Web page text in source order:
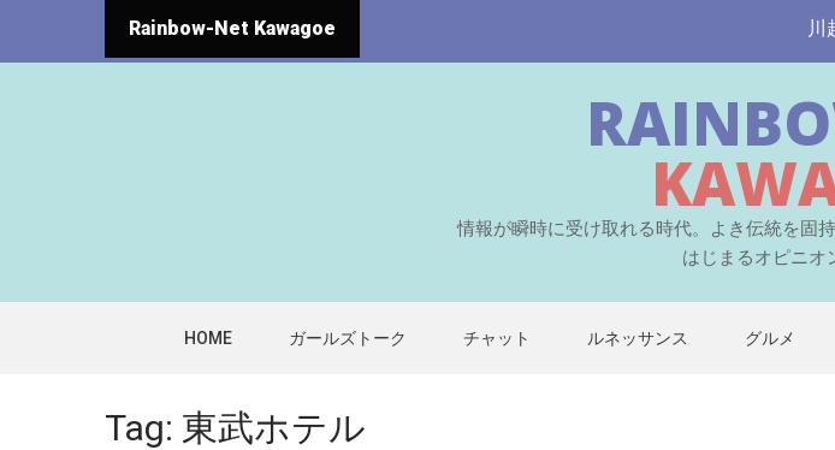
Rainbow-Net Kawagoe 川越は埼
情報が瞬時に受け取れる時代。よき伝統を
はじまるオピニオ
HOME ガールズトーク チャット ルネッサンス グルメ
Tag: 東武ホテル